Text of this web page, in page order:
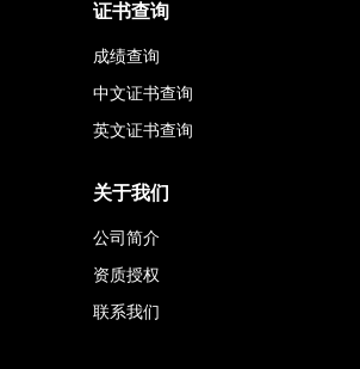
证书查询
成绩查询
中文证书查询
英文证书查询
关于我们
公司简介
资质授权
联系我们